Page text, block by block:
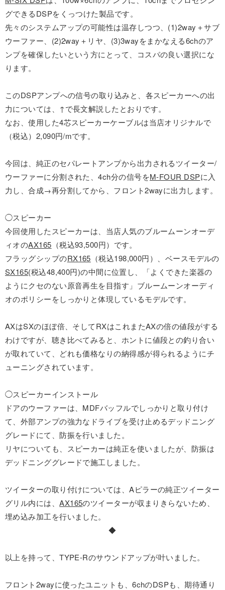
グできるDSPをくっつけた製品です。
先々のシステムアップの可能性は温存しつつ、(1)2way＋サブ
ウーファー、(2)2way＋リヤ、(3)3wayをまかなえる6chのア
ンプを確保したいという方にとって、コスパの良い選択にな
ります。
このDSPアンプへの信号の取り込みと、各スピーカーへの出
力については、↑で長文解説したとおりです。
なお、使用した4芯スピーカーケーブルは当店オリジナルで
（税込）2,090円/mです。
今回は、純正のセパレートアンプから出力されるツイーター/
ウーファーに分割された、4ch分の信号をM-FOUR DSPに入
力し、合成→再分割してから、フロント2wayに出力します。
◯スピーカー
今回使用したスピーカーは、当店人気のブルームーンオーデ
ィオのAX165 （税込93,500円）です。
フラッグシップのRX165 （税込198,000円）、ベースモデルの
SX165(税込48,400円)の中間に位置し、「よくできた楽器の
ようにクセのない原音再生を目指す」ブルームーンオーディ
オのポリシーをしっかりと体現しているモデルです。
AXはSXのほぼ倍、そしてRXはこれまたAXの倍の値段がする
わけですが、聴き比べてみると、ホントに値段との釣り合い
が取れていて、どれも価格なりの納得感が得られるようにチ
ューニングされています。
◯スピーカーインストール
ドアのウーファーは、MDFバッフルでしっかりと取り付け
て、外部アンプの強力なドライブを受け止めるデッドニング
グレードにて、防振を行いました。
リヤについても、スピーカーは純正を使いましたが、防振は
デッドニンググレードで施工しました。
ツイーターの取り付けについては、Aピラーの純正ツイーター
グリル内には、AX165のツイーターが収まりきらないため、
埋め込み加工を行いました。
◆
以上を持って、TYPE-Rのサウンドアップが叶いました。
フロント2wayに使ったユニットも、6chのDSPも、期待通り